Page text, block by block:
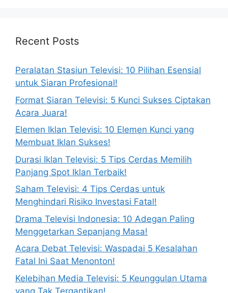
Recent Posts
Peralatan Stasiun Televisi: 10 Pilihan Esensial
untuk Siaran Profesional!
Format Siaran Televisi: 5 Kunci Sukses Ciptakan
Acara Juara!
Elemen Iklan Televisi: 10 Elemen Kunci yang
Membuat Iklan Sukses!
Durasi Iklan Televisi: 5 Tips Cerdas Memilih
Panjang Spot Iklan Terbaik!
Saham Televisi: 4 Tips Cerdas untuk
Menghindari Risiko Investasi Fatal!
Drama Televisi Indonesia: 10 Adegan Paling
Menggetarkan Sepanjang Masa!
Acara Debat Televisi: Waspadai 5 Kesalahan
Fatal Ini Saat Menonton!
Kelebihan Media Televisi: 5 Keunggulan Utama
yang Tak Tergantikan!